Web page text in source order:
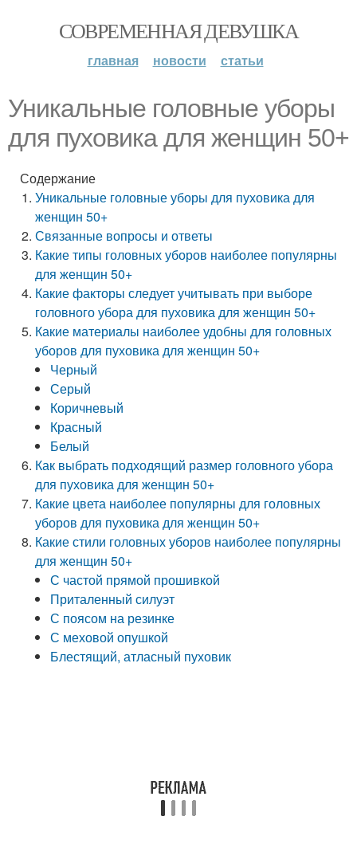
СОВРЕМЕННАЯ ДЕВУШКА
главная новости статьи
Уникальные головные уборы
для пуховика для женщин 50+
Содержание
Уникальные головные уборы для пуховика для
женщин 50+
Связанные вопросы и ответы
Какие типы головных уборов наиболее популярны
для женщин 50+
Какие факторы следует учитывать при выборе
головного убора для пуховика для женщин 50+
Какие материалы наиболее удобны для головных
уборов для пуховика для женщин 50+
Черный
Серый
Коричневый
Красный
Белый
Как выбрать подходящий размер головного убора
для пуховика для женщин 50+
Какие цвета наиболее популярны для головных
уборов для пуховика для женщин 50+
Какие стили головных уборов наиболее популярны
для женщин 50+
С частой прямой прошивкой
Приталенный силуэт
С поясом на резинке
С меховой опушкой
Блестящий, атласный пуховик